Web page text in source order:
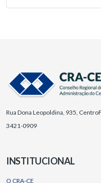
Rua Dona Leopoldina, 935, Centro
3421-0909
INSTITUCIONAL
O CRA-CE